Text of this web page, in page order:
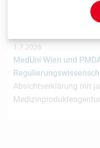
1.7.2026
MedUni Wien und
Absichtserklärung mit